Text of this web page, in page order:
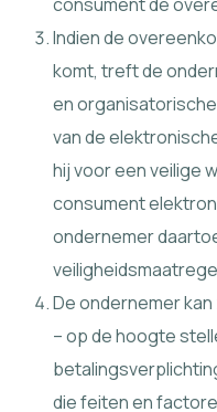
Indien de
komt, treft de
en
van de
hij voor een veilige
consument
ondernemer
De ondernemer
– op de hoogte
die feiten en